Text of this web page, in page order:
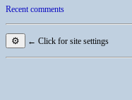
Recent comments
⚙ ← Click for site settings